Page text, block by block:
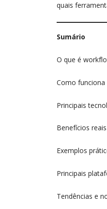
quais
Sumário
O que é
Como
Principais
Benefícios
Exemplos
Principais
Tendências e